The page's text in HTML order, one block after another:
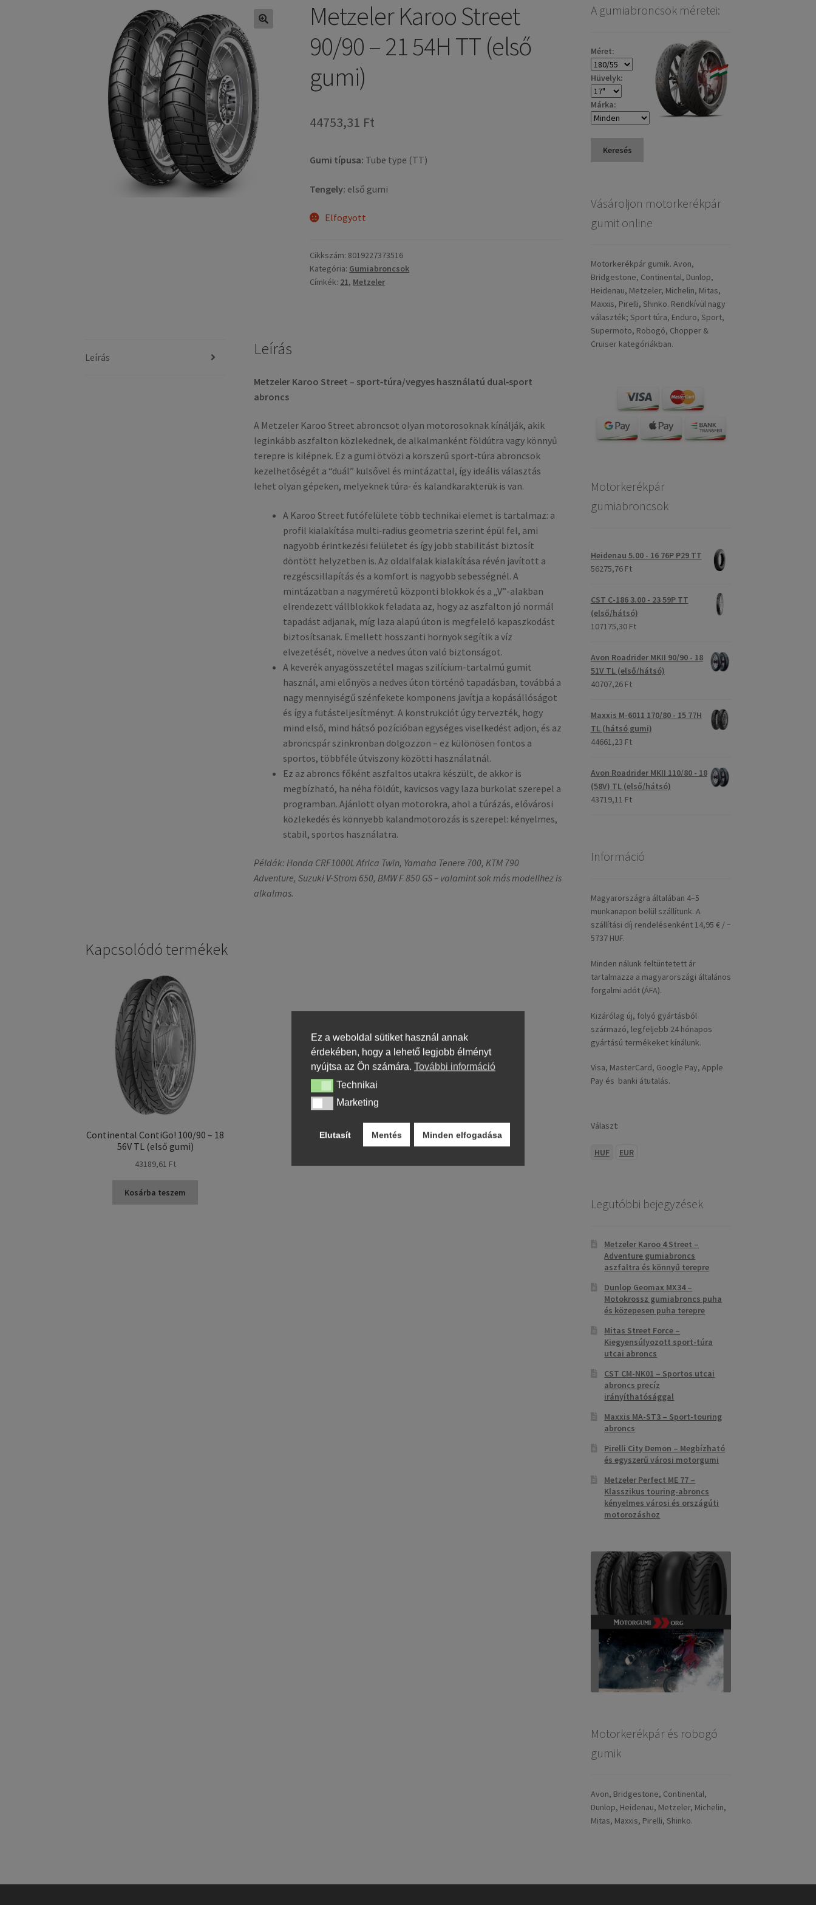
Metzeler Karoo Street
90/90 – 21 54H TT (első
gumi)
44753,31 Ft
Gumi típusa: Tube type (TT)
Tengely: első gumi
Elfogyott
Cikkszám: 8019227373516
Kategória: Gumiabroncsok
Címkék: 21, Metzeler
Leírás Leírás
Metzeler Karoo Street – sport‐túra/vegyes használatú dual‐sport
abroncs
A Metzeler Karoo Street abroncsot olyan motorosoknak kínálják, akik
leginkább aszfalton közlekednek, de alkalmanként földútra vagy könnyű
terepre is kilépnek. Ez a gumi ötvözi a korszerű sport‐túra abroncsok
kezelhetőségét a “duál” külsővel és mintázattal, így ideális választás
lehet olyan gépeken, melyeknek túra‐ és kalandkarakterük is van.
A Karoo Street futófelülete több technikai elemet is tartalmaz: a
profil kialakítása multi‐radius geometria szerint épül fel, ami
nagyobb érintkezési felületet és így jobb stabilitást biztosít
döntött helyzetben is. Az oldalfalak kialakítása révén javított a
rezgéscsillapítás és a komfort is nagyobb sebességnél. A
mintázatban a nagyméretű központi blokkok és a „V”-alakban
elrendezett vállblokkok feladata az, hogy az aszfalton jó normál
tapadást adjanak, míg laza alapú úton is megfelelő kapaszkodást
biztosítsanak. Emellett hosszanti hornyok segítik a víz
elvezetését, növelve a nedves úton való biztonságot.
A keverék anyagösszetétel magas szilícium-tartalmú gumit
használ, ami előnyös a nedves úton történő tapadásban, továbbá a
nagy mennyiségű szénfekete komponens javítja a kopásállóságot
és így a futásteljesítményt. A konstrukciót úgy tervezték, hogy
mind első, mind hátsó pozícióban egységes viselkedést adjon, és az
abroncspár szinkronban dolgozzon – ez különösen fontos a
sportos, többféle útviszony közötti használatnál.
Ez az abroncs főként aszfaltos utakra készült, de akkor is
megbízható, ha néha földút, kavicsos vagy laza burkolat szerepel a
programban. Ajánlott olyan motorokra, ahol a túrázás, elővárosi
közlekedés és könnyebb kalandmotorozás is szerepel: kényelmes,
stabil, sportos használatra.
Példák: Honda CRF1000L Africa Twin, Yamaha Tenere 700, KTM 790
Adventure, Suzuki V-Strom 650, BMW F 850 GS – valamint sok más modellhez is
alkalmas.
Kapcsolódó termékek
Continental ContiGo! 100/90 – 18
56V TL (első gumi)
43189,61 Ft
Kosárba teszem
A gumiabroncsok méretei:
Méret:
Hüvelyk:
Márka:
Keresés
Vásároljon motorkerékpár
gumit online
Motorkerékpár gumik. Avon,
Bridgestone, Continental, Dunlop,
Heidenau, Metzeler, Michelin, Mitas,
Maxxis, Pirelli, Shinko. Rendkívül nagy
választék; Sport túra, Enduro, Sport,
Supermoto, Robogó, Chopper &
Cruiser kategóriákban.
Motorkerékpár
gumiabroncsok
Heidenau 5.00 - 16 76P P29 TT
56275,76 Ft
CST C-186 3.00 - 23 59P TT
(első/hátsó)
107175,30 Ft
Avon Roadrider MKII 90/90 - 18
51V TL (első/hátsó)
40707,26 Ft
Maxxis M-6011 170/80 - 15 77H
TL (hátsó gumi)
44661,23 Ft
Avon Roadrider MKII 110/80 - 18
(58V) TL (első/hátsó)
43719,11 Ft
Információ
Magyarországra általában 4–5
munkanapon belül szállítunk. A
szállítási díj rendelésenként 14,95 € / ~
5737 HUF.
Minden nálunk feltüntetett ár
tartalmazza a magyarországi általános
forgalmi adót (ÁFA).
Kizárólag új, folyó gyártásból
származó, legfeljebb 24 hónapos
gyártású termékeket kínálunk.
Visa, MasterCard, Google Pay, Apple
Pay és banki átutalás.
Választ:
HUF EUR
Legutóbbi bejegyzések
Metzeler Karoo 4 Street –
Adventure gumiabroncs
aszfaltra és könnyű terepre
Dunlop Geomax MX34 –
Motokrossz gumiabroncs puha
és közepesen puha terepre
Mitas Street Force –
Kiegyensúlyozott sport-túra
utcai abroncs
CST CM-NK01 – Sportos utcai
abroncs precíz
irányíthatósággal
Maxxis MA-ST3 – Sport-touring
abroncs
Pirelli City Demon – Megbízható
és egyszerű városi motorgumi
Metzeler Perfect ME 77 –
Klasszikus touring-abroncs
kényelmes városi és országúti
motorozáshoz
Motorkerékpár és robogó
gumik
Avon, Bridgestone, Continental,
Dunlop, Heidenau, Metzeler, Michelin,
Mitas, Maxxis, Pirelli, Shinko.
Ez a weboldal sütiket használ annak
érdekében, hogy a lehető legjobb élményt
nyújtsa az Ön számára. További információ
TechnikaiTechnikai
MarketingMarketing
Elutasít Mentés Minden elfogadása